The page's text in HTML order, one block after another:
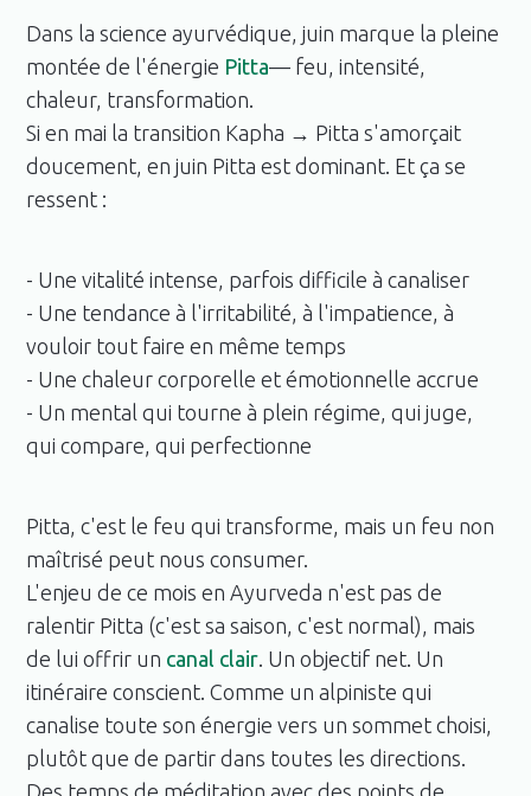
Dans la science ayurvédique, juin marque la pleine
montée de l'énergie Pitta— feu, intensité,
chaleur, transformation.
Si en mai la transition Kapha → Pitta s'amorçait
doucement, en juin Pitta est dominant. Et ça se
ressent :
- Une vitalité intense, parfois difficile à canaliser
- Une tendance à l'irritabilité, à l'impatience, à
vouloir tout faire en même temps
- Une chaleur corporelle et émotionnelle accrue
- Un mental qui tourne à plein régime, qui juge,
qui compare, qui perfectionne
Pitta, c'est le feu qui transforme, mais un feu non
maîtrisé peut nous consumer.
L'enjeu de ce mois en Ayurveda n'est pas de
ralentir Pitta (c'est sa saison, c'est normal), mais
de lui offrir un canal clair. Un objectif net. Un
itinéraire conscient. Comme un alpiniste qui
canalise toute son énergie vers un sommet choisi,
plutôt que de partir dans toutes les directions.
Des temps de méditation avec des points de